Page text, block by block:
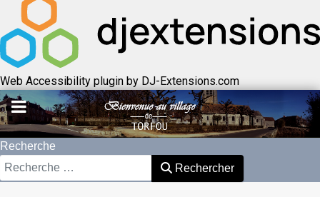
Web Accessibility plugin by DJ-Extensions.com
Recherche
Rechercher